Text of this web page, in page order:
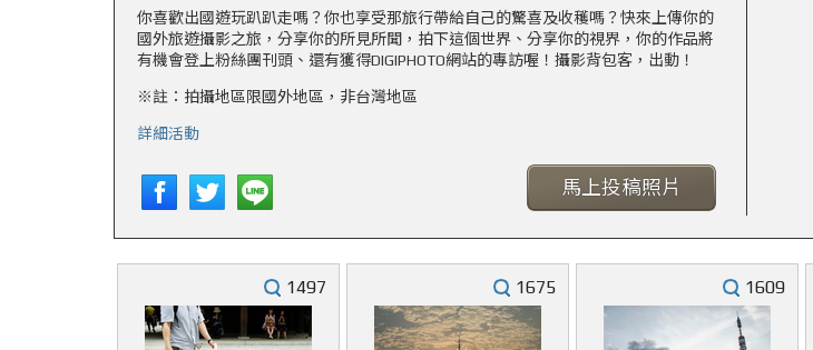
你喜歡出國遊玩趴趴走嗎？你也享受那旅行帶給自己的驚喜及收穫嗎？快來上傳你的
國外旅遊攝影之旅，分享你的所見所聞，拍下這個世界、分享你的視界，你的作品將
有機會登上粉絲團刊頭、還有獲得DIGIPHOTO網站的專訪喔！攝影背包客，出動！
※註：拍攝地區限國外地區，非台灣地區
詳細活動
馬上投稿照片
1497 1675 1609